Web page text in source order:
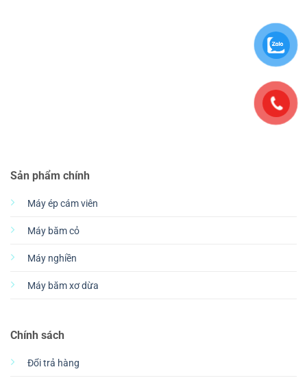
Sản phẩm chính
Máy ép cám viên
Máy băm cỏ
Máy nghiền
Máy băm xơ dừa
Chính sách
Đổi trả hàng